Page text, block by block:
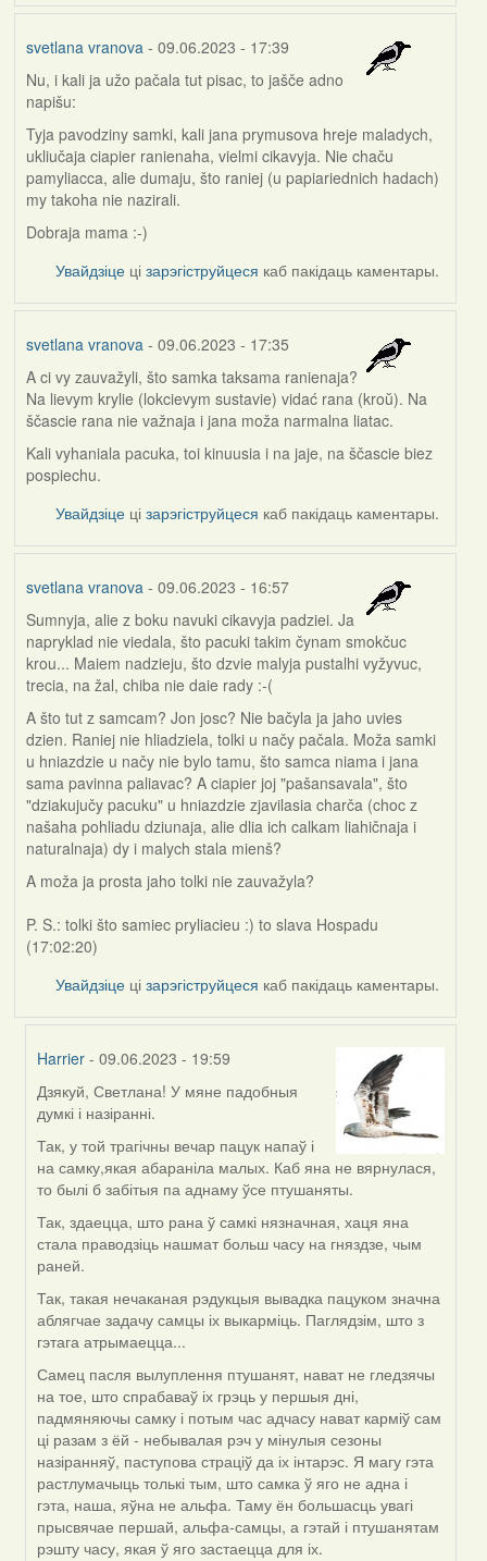
svetlana vranova- 09.06.2023 - 17:39
Nu, i kali ja užo pačala tut pisac, to jašče adno
napišu:
Tyja pavodziny samki, kali jana prymusova hreje maladych,
ukliučaja ciapier ranienaha, vielmi cikavyja. Nie chaču
pamyliacca, alie dumaju, što raniej (u papiariednich hadach)
my takoha nie nazirali.
Dobraja mama :-)
Увайдзіце цізарэгіструйцеся каб пакідаць каментары.
svetlana vranova- 09.06.2023 - 17:35
A ci vy zauvažyli, što samka taksama ranienaja?
Na lievym krylie (lokcievym sustavie) vidać rana (kroŭ). Na
ščascie rana nie važnaja i jana moža narmalna liatac.
Kali vyhaniala pacuka, toi kinuusia i na jaje, na ščascie biez
pospiechu.
Увайдзіце цізарэгіструйцеся каб пакідаць каментары.
svetlana vranova- 09.06.2023 - 16:57
Sumnyja, alie z boku navuki cikavyja padziei. Ja
napryklad nie viedala, što pacuki takim čynam smokčuc
krou... Maiem nadzieju, što dzvie malyja pustalhi vyžyvuc,
trecia, na žal, chiba nie daie rady :-(
A što tut z samcam? Jon josc? Nie bačyla ja jaho uvies
dzien. Raniej nie hliadziela, tolki u načy pačala. Moža samki
u hniazdzie u načy nie bylo tamu, što samca niama i jana
sama pavinna paliavac? A ciapier joj "pašansavala", što
"dziakujučy pacuku" u hniazdzie zjavilasia charča (choc z
našaha pohliadu dziunaja, alie dlia ich calkam liahičnaja i
naturalnaja) dy i malych stala mienš?
A moža ja prosta jaho tolki nie zauvažyla?
P. S.: tolki što samiec pryliacieu :) to slava Hospadu
(17:02:20)
Увайдзіце цізарэгіструйцеся каб пакідаць каментары.
Harrier - 09.06.2023 - 19:59
In
reply
to
by
svetlana
Дзякуй, Светлана! У мяне падобныя
думкі і назіранні.
Так, у той трагічны вечар пацук напаў і
на самку,якая абараніла малых. Каб яна не вярнулася,
то былі б забітыя па аднаму ўсе птушаняты.
Так, здаецца, што рана ў самкі нязначная, хаця яна
стала праводзіць нашмат больш часу на гняздзе, чым
раней.
Так, такая нечаканая рэдукцыя вывадка пацуком значна
аблягчае задачу самцы іх выкарміць. Паглядзім, што з
гэтага атрымаецца...
Самец пасля вылуплення птушанят, нават не гледзячы
на тое, што спрабаваў іх грэць у першыя дні,
падмяняючы самку і потым час адчасу нават карміў сам
ці разам з ёй - небывалая рэч у мінулыя сезоны
назіранняў, паступова страціў да іх інтарэс. Я магу гэта
растлумачыць толькі тым, што самка ў яго не адна і
гэта, наша, яўна не альфа. Таму ён большасць увагі
прысвячае першай, альфа-самцы, а гэтай і птушанятам
рэшту часу, якая ў яго застаецца для іх.